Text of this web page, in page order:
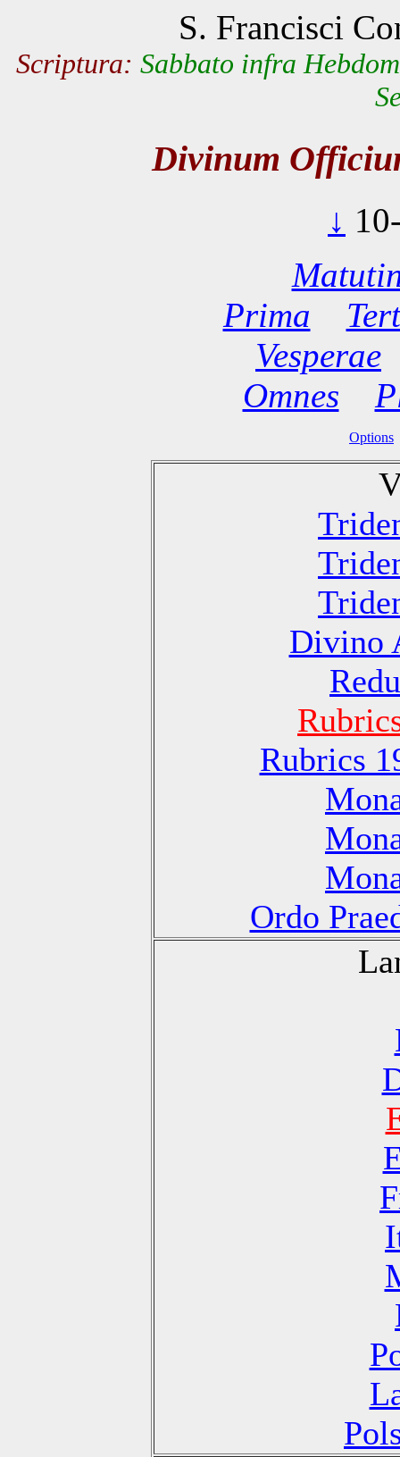
S. Francisci
Scriptura: Sabbato infra
Divinum
↓
Prima
Vesperae
Omnes
Options
Divino
Rubrics
Ordo